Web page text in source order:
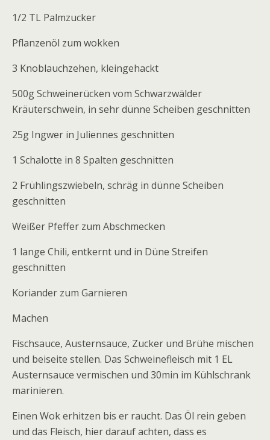
1/2 TL Palmzucker
Pflanzenöl zum wokken
3 Knoblauchzehen, kleingehackt
500g Schweinerücken vom Schwarzwälder
Kräuterschwein, in sehr dünne Scheiben geschnitten
25g Ingwer in Juliennes geschnitten
1 Schalotte in 8 Spalten geschnitten
2 Frühlingszwiebeln, schräg in dünne Scheiben
geschnitten
Weißer Pfeffer zum Abschmecken
1 lange Chili, entkernt und in Düne Streifen
geschnitten
Koriander zum Garnieren
Machen
Fischsauce, Austernsauce, Zucker und Brühe mischen
und beiseite stellen. Das Schweinefleisch mit 1 EL
Austernsauce vermischen und 30min im Kühlschrank
marinieren.
Einen Wok erhitzen bis er raucht. Das Öl rein geben
und das Fleisch, hier darauf achten, dass es